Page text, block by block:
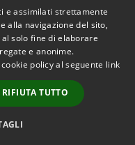
© 2026 • Comune di
Anacapri • Powered by
Municipium•
Accesso
redazione
e assimilati strettamente
alla navigazione del sito,
solo fine di elaborare
e anonime.
policy al seguente link
RIFIUTA TUTTO